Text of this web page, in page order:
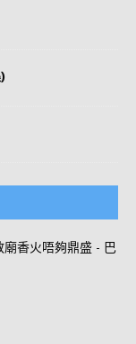
廟香火唔夠鼎盛 - 巴